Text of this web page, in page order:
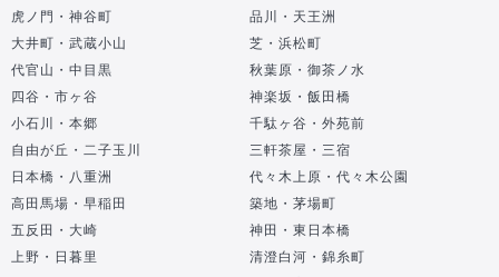
虎ノ門・神谷町
品川・天王洲
大井町・武蔵小山
芝・浜松町
代官山・中目黒
秋葉原・御茶ノ水
四谷・市ヶ谷
神楽坂・飯田橋
小石川・本郷
千駄ヶ谷・外苑前
自由が丘・二子玉川
三軒茶屋・三宿
日本橋・八重洲
代々木上原・代々木公園
高田馬場・早稲田
築地・茅場町
五反田・大崎
神田・東日本橋
上野・日暮里
清澄白河・錦糸町